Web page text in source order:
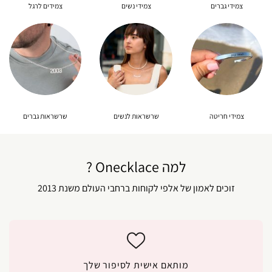
צמידי גברים צמידי נשים צמידים לרגל
צמידי חריטה שרשראות לנשים שרשראות גברים
למה Onecklace ?
זוכים לאמון של אלפי לקוחות ברחבי העולם משנת 2013
מותאם אישית לסיפור שלך